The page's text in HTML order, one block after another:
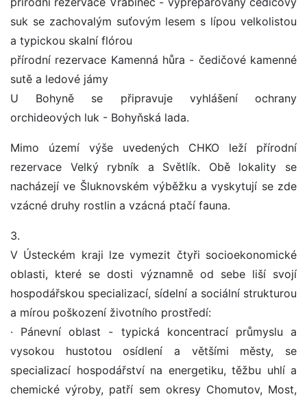
suk se zachovalým suťovým lesem s lípou velkolistou
a typickou skalní flórou
přírodní rezervace Kamenná hůra - čedičové kamenné
sutě a ledové jámy
U Bohyně se připravuje vyhlášení ochrany
orchideových luk - Bohyňská lada.
Mimo území výše uvedených CHKO leží přírodní
rezervace Velký rybník a Světlík. Obě lokality se
nacházejí ve Šluknovském výběžku a vyskytují se zde
vzácné druhy rostlin a vzácná ptačí fauna.
3.
V Ústeckém kraji lze vymezit čtyři socioekonomické
oblasti, které se dosti významně od sebe liší svojí
hospodářskou specializací, sídelní a sociální strukturou
a mírou poškození životního prostředí:
· Pánevní oblast - typická koncentrací průmyslu a
vysokou hustotou osídlení a většími městy, se
specializací hospodářství na energetiku, těžbu uhlí a
chemické výroby, patří sem okresy Chomutov, Most,